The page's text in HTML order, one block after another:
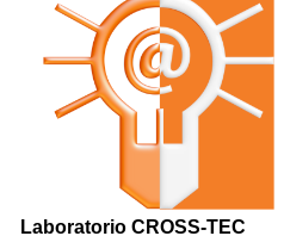
Laboratorio CROSS-TEC